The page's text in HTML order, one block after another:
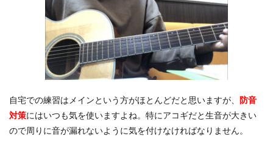
自宅での練習はメインという方がほとんどだと思いますが、 防音
対策にはいつも気を使いますよね。特にアコギだと生音が大きい
ので周りに音が漏れないように気を付けなければなりません。